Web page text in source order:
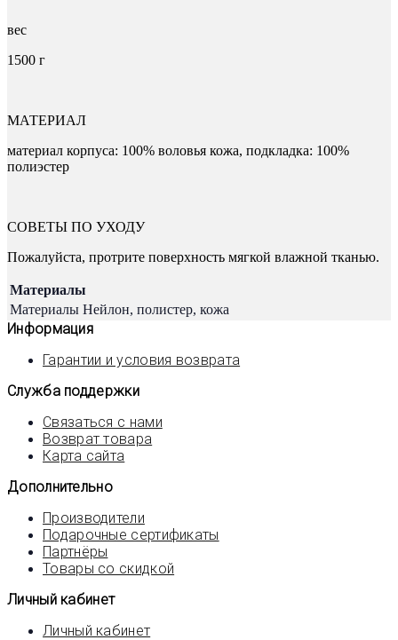
вес
1500 г
МАТЕРИАЛ
материал корпуса: 100% воловья кожа, подкладка: 100%
полиэстер
СОВЕТЫ ПО УХОДУ
Пожалуйста, протрите поверхность мягкой влажной тканью.
Материалы
Материалы Нейлон, полистер, кожа
Информация
Гарантии и условия возврата
Служба поддержки
Связаться с нами
Возврат товара
Карта сайта
Дополнительно
Производители
Подарочные сертификаты
Партнёры
Товары со скидкой
Личный кабинет
Личный кабинет